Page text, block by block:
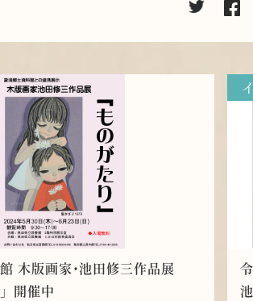
木版画家･池田修三作品展
開催中